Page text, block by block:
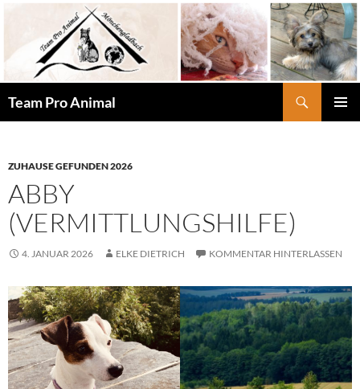
springen
Team Pro Animal
ZUHAUSE GEFUNDEN 2026
ABBY
(VERMITTLUNGSHILFE)
4. JANUAR 2026 ELKE DIETRICH KOMMENTAR HINTERLASSEN